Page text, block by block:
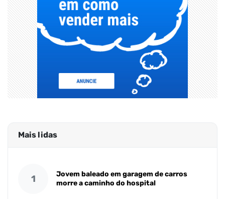
Mais lidas
1
Jovem baleado em garagem de carros
morre a caminho do hospital